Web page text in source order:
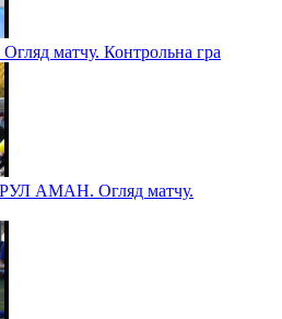
матчу. Контрольна гра
АМАН. Огляд матчу.